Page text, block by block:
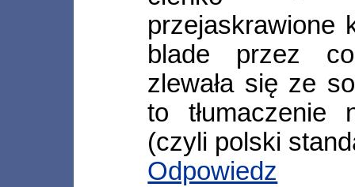
przejaskrawione
blade przez co
zlewała się ze
to tłumaczenie
(czyli polski
Odpowiedz